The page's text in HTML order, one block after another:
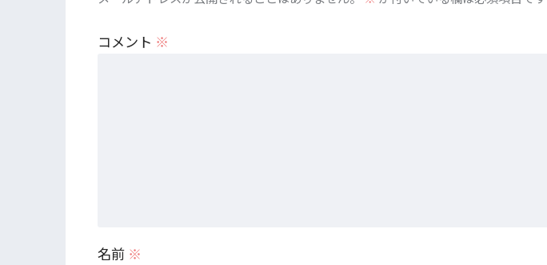
コメント ※
名前 ※